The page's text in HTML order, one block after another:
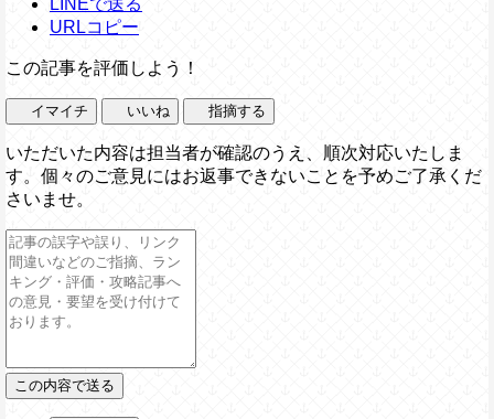
URLコピー
この記事を評価しよう！
イマイチ いいね 指摘する
いただいた内容は担当者が確認のうえ、順次対応いたしま
す。個々のご意見にはお返事できないことを予めご了承くだ
さいませ。